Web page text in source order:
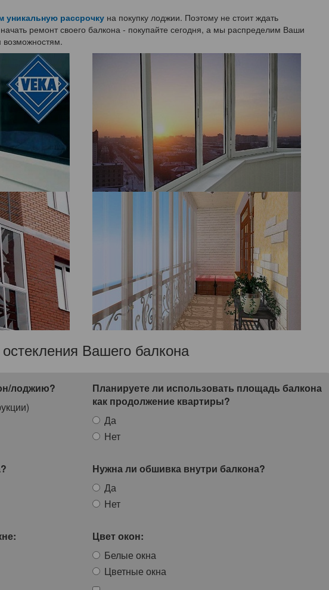
уникальную рассрочку на покупку лоджии. Поэтому не стоит ждать
ремонт своего балкона - покупайте сегодня, а мы распределим Ваши
Вашего балкона
лоджию?
Планируете ли использовать площадь балкона
как продолжение квартиры?
Да
Нет
Нужна ли обшивка внутри балкона?
Да
Нет
Цвет окон:
Белые окна
Цветные окна